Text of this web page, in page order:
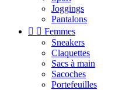
Joggings
Pantalons
  Femmes
Sneakers
Claquettes
Sacs à main
Sacoches
Portefeuilles